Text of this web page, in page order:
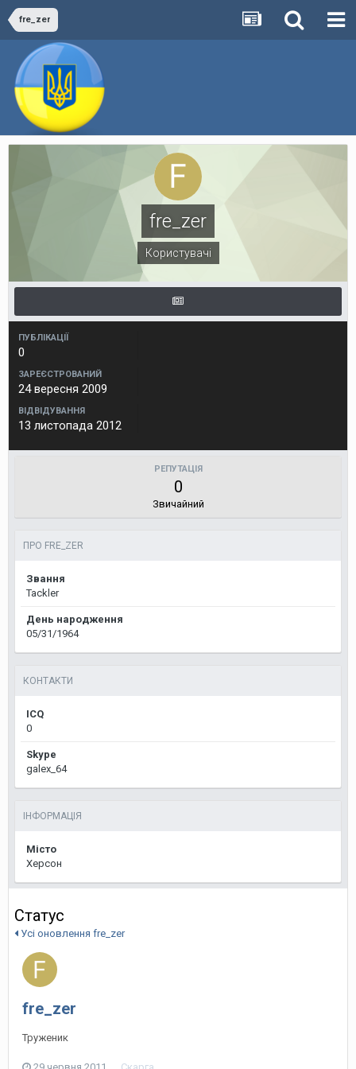
fre_zer
fre_zer
Користувачі
ПУБЛІКАЦІЇ
0
ЗАРЕЄСТРОВАНИЙ
24 вересня 2009
ВІДВІДУВАННЯ
13 листопада 2012
РЕПУТАЦІЯ
0
Звичайний
ПРО FRE_ZER
Звання
Tackler
День народження
05/31/1964
КОНТАКТИ
ICQ
0
Skype
galex_64
ІНФОРМАЦІЯ
Місто
Херсон
Статус
Усі оновлення fre_zer
fre_zer
Труженик